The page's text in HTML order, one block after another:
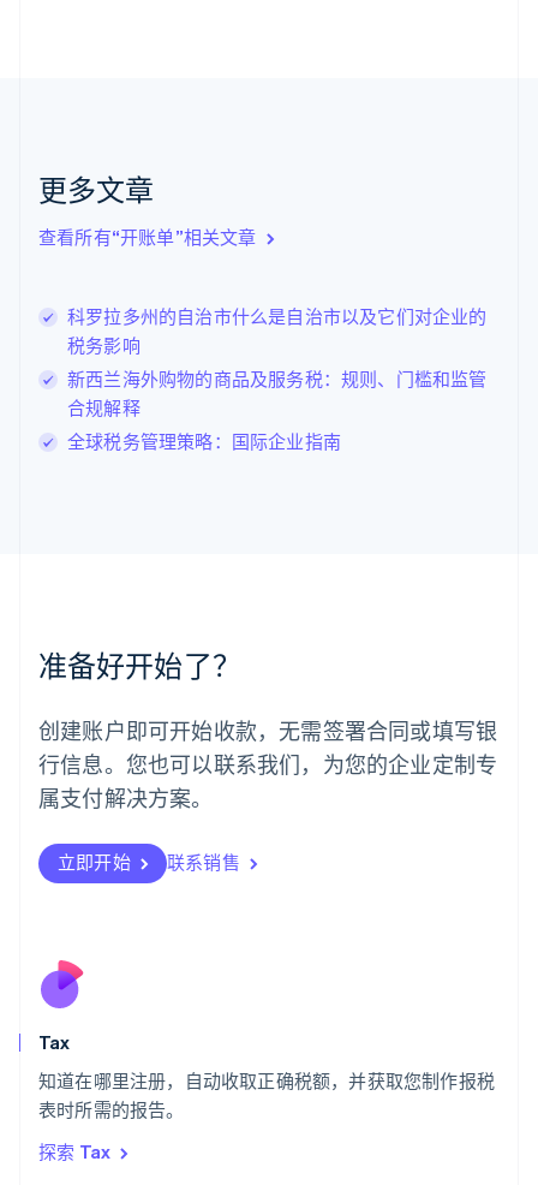
更多文章
查看所有“开账单”相关文章
科罗拉多州的自治市什么是自治市以及它们对企业的
税务影响
新西兰海外购物的商品及服务税：规则、门槛和监管
合规解释
全球税务管理策略：国际企业指南
准备好开始了？
创建账户即可开始收款，无需签署合同或填写银
行信息。您也可以联系我们，为您的企业定制专
属支付解决方案。
立即开始 联系销售
Tax
知道在哪里注册，自动收取正确税额，并获取您制作报税
表时所需的报告。
探索 Tax
English
克罗地亚
EnglishItaliano
立陶宛
English
列支敦士登
DeutschEnglish
卢森堡
Français Deutsch
罗马尼亚
墨西哥
EspañolEnglish
English
葡萄牙
PortuguêsEnglish
日本
瑞典
Svenska English
瑞士
English
斯洛伐克
泰国
ไทยEnglish
English